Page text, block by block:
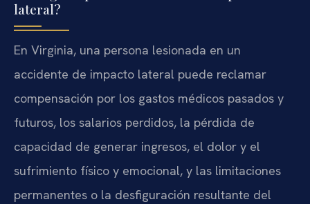
lateral?
En Virginia, una persona lesionada en un
accidente de impacto lateral puede reclamar
compensación por los gastos médicos pasados y
futuros, los salarios perdidos, la pérdida de
capacidad de generar ingresos, el dolor y el
sufrimiento físico y emocional, y las limitaciones
permanentes o la desfiguración resultante del